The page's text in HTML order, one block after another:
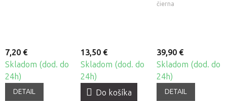
7,20 €
Skladom (dod. do
24h)
DETAIL
13,50 €
Skladom (dod. do
24h)
Do košíka
čierna
39,90 €
Skladom (dod. do
24h)
DETAIL